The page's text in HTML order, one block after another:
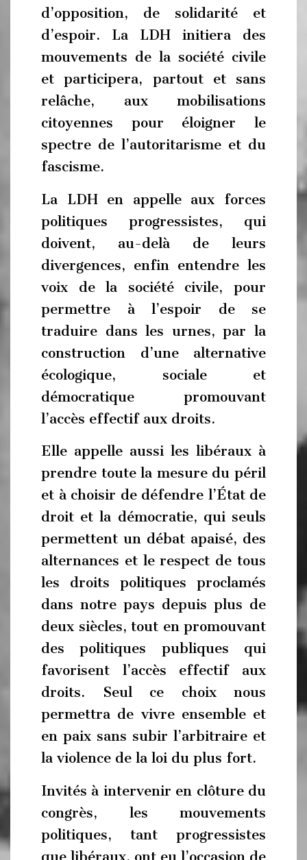
d’opposition, de solidarité et
d’espoir. La LDH initiera des
mouvements de la société civile
et participera, partout et sans
relâche, aux mobilisations
citoyennes pour éloigner le
spectre de l’autoritarisme et du
fascisme.
La LDH en appelle aux forces
politiques progressistes, qui
doivent, au-delà de leurs
divergences, enfin entendre les
voix de la société civile, pour
permettre à l’espoir de se
traduire dans les urnes, par la
construction d’une alternative
écologique, sociale et
démocratique promouvant
l’accès effectif aux droits.
Elle appelle aussi les libéraux à
prendre toute la mesure du péril
et à choisir de défendre l’État de
droit et la démocratie, qui seuls
permettent un débat apaisé, des
alternances et le respect de tous
les droits politiques proclamés
dans notre pays depuis plus de
deux siècles, tout en promouvant
des politiques publiques qui
favorisent l’accès effectif aux
droits. Seul ce choix nous
permettra de vivre ensemble et
en paix sans subir l’arbitraire et
la violence de la loi du plus fort.
Invités à intervenir en clôture du
congrès, les mouvements
politiques, tant progressistes
que libéraux, ont eu l’occasion de